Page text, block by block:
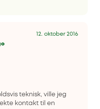
12. oktober 2016
teknisk, ville jeg
kontakt til en